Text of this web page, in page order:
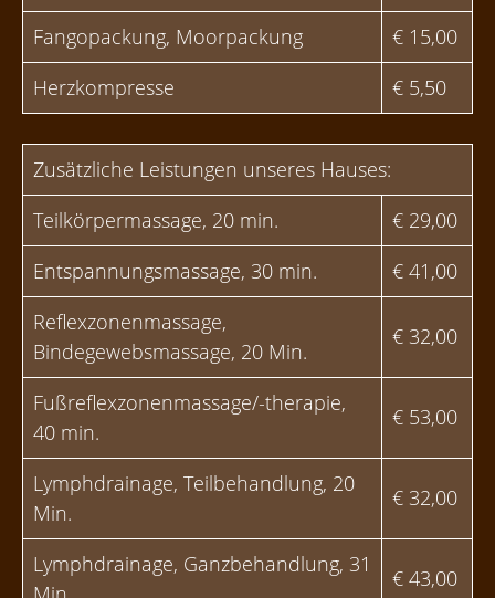
Fangopackung, Moorpackung
€ 15,00
Herzkompresse
€ 5,50
Zusätzliche Leistungen unseres Hauses:
Teilkörpermassage, 20 min.
€ 29,00
Entspannungsmassage, 30 min.
€ 41,00
Reflexzonenmassage,
Bindegewebsmassage, 20 Min.
€ 32,00
Fußreflexzonenmassage/-therapie,
40 min.
€ 53,00
Lymphdrainage, Teilbehandlung, 20
Min.
€ 32,00
Lymphdrainage, Ganzbehandlung, 31
€ 43,00